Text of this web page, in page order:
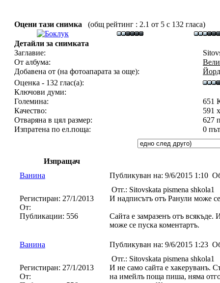
Оцени тази снимка (общ рейтинг : 2.1 от 5 с 132 гласа)
Детайли за снимката
Заглавие:
От албума:
Добавена от (на фотоапарата за още):
Оценка - 132 глас(а):
Ключови думи:
Големина:
651
Качество:
591
Отваряна в цял размер:
627
Изпратена по ел.поща:
0
Изпращач
Ванина
Публикуван на: 9/6/2015 1:10
Регистиран: 27/1/2013
От:
Публикации: 556
Отг.: Sitovskata pismena shkola1
И надписътъ отъ Ранули може
Сайта е замразенъ отъ
може се пуска коментартъ.
Ванина Публикуван на: 9/6/2015 1:23
Регистиран: 27/1/2013
От:
Отг.: Sitovskata pismena shkola1
И не само сайта е хакеруванъ.
на имейлъ поща пиша, няма